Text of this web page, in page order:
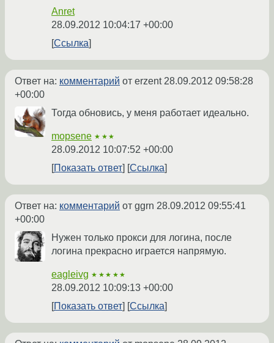
Anret
28.09.2012 10:04:17 +00:00
Ссылка
Ответ на: комментарий от erzent28.09.2012 09:58:28
+00:00
Тогда обновись, у меня работает идеально.
mopsene ★★★
28.09.2012 10:07:52 +00:00
Показать ответ
Ссылка
Ответ на: комментарий от ggrn 28.09.2012 09:55:41
+00:00
Нужен только прокси для логина, после
логина прекрасно играется напрямую.
eagleivg ★★★★★
28.09.2012 10:09:13 +00:00
Показать ответ
Ссылка